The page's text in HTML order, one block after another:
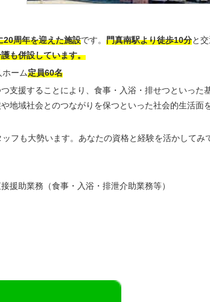
20周年を迎えた施設です。 門真南駅より徒歩10分と
も併設しています。
ーム定員60名
支援することにより、食事・入浴・排せつといった
地域社会とのつながりを保つといった社会的生活面
フも大勢います。あなたの資格と経験を活かしてみ
援助業務（食事・入浴・排泄介助業務等）